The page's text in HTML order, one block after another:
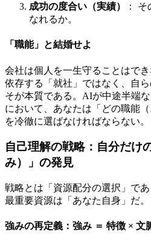
成功の度合い（実績）
：
なれるか。
「職能」と結婚せよ
会社は個人を一生守ることはで
依存する「就社」ではなく、自
そが本質である。AIが中途半端
において、あなたは「どの職能
を冷徹に選ばなければならない。
自己理解の戦略：自分だけ
み）」の発見
戦略とは「資源配分の選択」で
最重要資源は「あなた自身」だ。
強みの再定義：強み ＝ 特徴 × 文